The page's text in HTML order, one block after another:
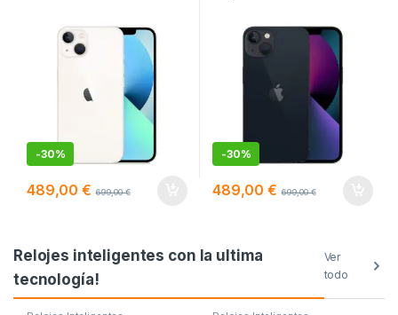
-30%
489,00€ 699,00€
-30%
489,00€ 699,00€
Relojes inteligentes con la ultima
tecnología!
Ver
todo